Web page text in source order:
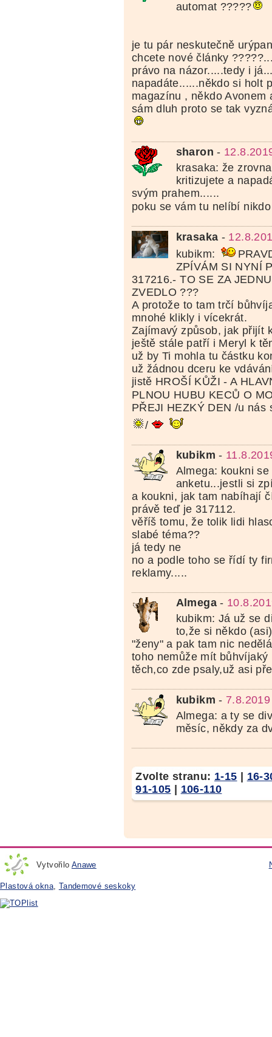
automat ?????
je tu pár neskutečně
chcete nové články
právo na názor.....tedy i
napadáte......někdo si holt
magazínu , někdo Avonem
sám dluh proto se tak
sharon -
krasaka: že
kritizujete a
svým prahem......
poku se vám tu nelíbí
krasaka -
kubikm:
ZPÍVÁM SI NYNÍ
317216.- TO SE ZA
ZVEDLO ???
A protože to tam trčí
mnohé klikly i vícekrát.
Zajímavý způsob, jak přijít
ještě stále patří i Meryl k
už by Ti mohla tu částku
už žádnou dceru ke
jistě HROŠÍ KŮŽI - A
PLNOU HUBU KECŮ O
PŘEJI HEZKÝ DEN /u nás
/
kubikm -
Almega: koukni
anketu...jestli si
a koukni, jak tam nabíhají
právě teď je 317112.
věříš tomu, že tolik lidi
slabé téma??
já tedy ne
no a podle toho se řídí ty
reklamy.....
Almega-
kubikm: Já už se
to,že si někdo
"ženy" a pak tam nic
toho nemůže mít
těch,co zde psaly,už asi
kubikm -
Almega: a ty se
měsíc, někdy za
Zvolte stranu: 1-15
16-
91-105
106-110
Vytvořilo Anawe
Plastová okna, Tandemové seskoky